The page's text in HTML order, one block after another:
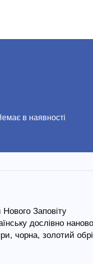
в наявності
Заповіту
дослівно
чорна, золотий